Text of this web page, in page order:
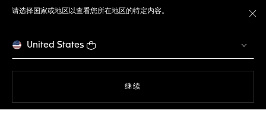
请选择国家或地区以查看您所在地区的特定内容。
United States
继续